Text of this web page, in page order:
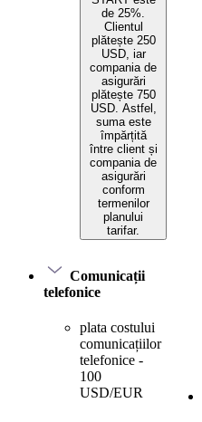
de 25%.
Clientul
plătește 250
USD, iar
compania de
asigurări
plătește 750
USD. Astfel,
suma este
împărțită
între client și
compania de
asigurări
conform
termenilor
planului
tarifar.
Comunicații
telefonice
plata costului
comunicațiilor
telefonice -
100
USD/EUR